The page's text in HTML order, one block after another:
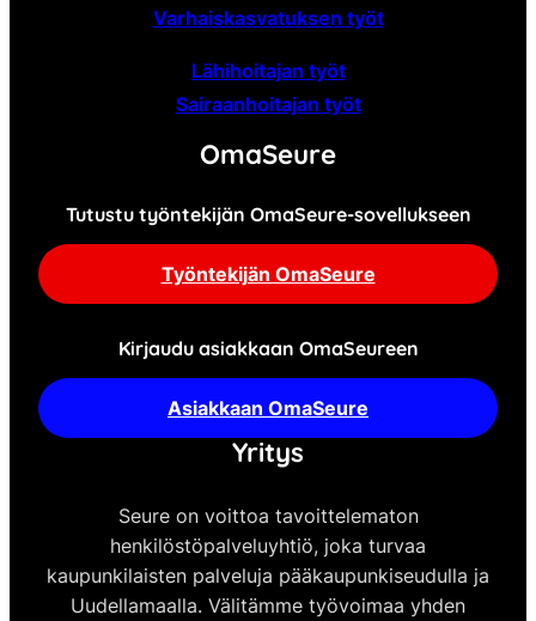
Varhaiskasvatuksen työt
Lähihoitajan työt
Sairaanhoitajan työt
OmaSeure
Tutustu työntekijän OmaSeure-sovellukseen
Työntekijän OmaSeure
Kirjaudu asiakkaan OmaSeureen
Asiakkaan OmaSeure
Yritys
Seure on voittoa tavoittelematon
henkilöstöpalveluyhtiö, joka turvaa
kaupunkilaisten palveluja pääkaupunkiseudulla ja
Uudellamaalla. Välitämme työvoimaa yhden